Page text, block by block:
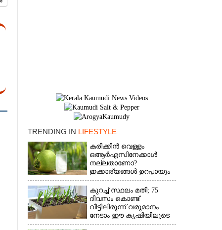
TRENDING IN LIFESTYLE
കരിക്കിൻ വെള്ളം
ഒആർഎസിനേക്കാൾ
നല്ലതാണോ?
ഇക്കാര്യങ്ങൾ ഉറപ്പായും
അറിഞ്ഞിരിക്കണം
കുറച്ച് സ്ഥലം മതി; 75
ദിവസം കൊണ്ട്
വീട്ടിലിരുന്ന് വരുമാനം
നേടാം ഈ കൃഷിയിലൂടെ